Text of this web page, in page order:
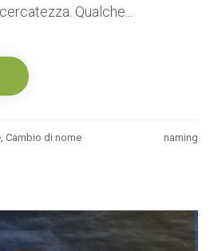
Qualche...
naming
Cambio di nome